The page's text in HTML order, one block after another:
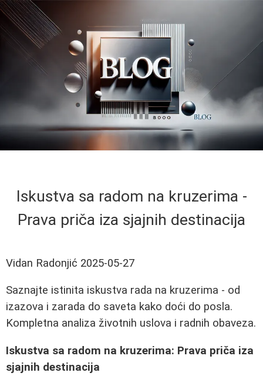
Iskustva sa radom na kruzerima -
Prava priča iza sjajnih destinacija
Vidan Radonjić 2025-05-27
Saznajte istinita iskustva rada na kruzerima - od
izazova i zarada do saveta kako doći do posla.
Kompletna analiza životnih uslova i radnih obaveza.
Iskustva sa radom na kruzerima: Prava priča iza
sjajnih destinacija